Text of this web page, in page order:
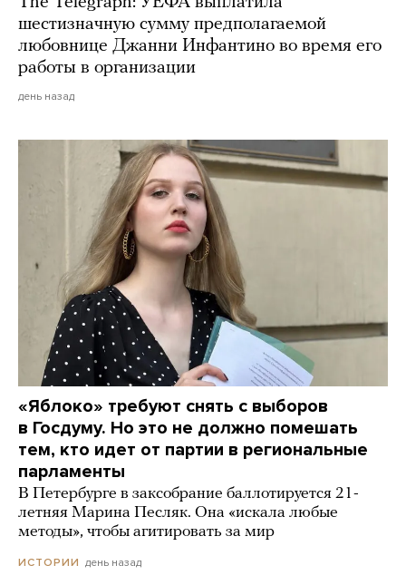
шестизначную сумму предполагаемой
любовнице Джанни Инфантино во время его
работы в организации
день назад
«Яблоко» требуют снять с выборов
в Госдуму. Но это не должно помешать
тем, кто идет от партии в региональные
парламенты
В Петербурге в заксобрание баллотируется 21-
летняя Марина Песляк. Она «искала любые
методы», чтобы агитировать за мир
ИСТОРИИ день назад